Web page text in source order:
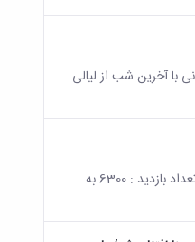
اداری و آموزشی دانشگاه در روز دوشنبه 2/5 به دلیل همزمانی با آخرین شب از لیالی
صفحه اصلی جزئیات خبر اطلاعیه مدیریت برنامه، بودجه و تشکیلات دانشگاه 05 05 2019 23:02 کد خبر : 3806769 تعداد بازدید : 6300 به